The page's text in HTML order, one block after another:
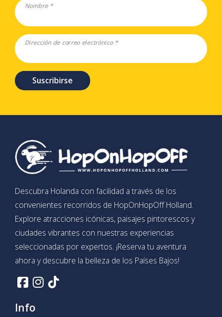
Nombre *
Dirección de correo electrónico *
Suscribirse
Descubra Holanda con facilidad a través de los
convenientes recorridos de HopOnHopOff Holland.
Explore atracciones icónicas, paisajes pintorescos y
ciudades vibrantes con nuestras experiencias
seleccionadas por expertos. ¡Reserva tu aventura
ahora y descubre la belleza de los Países Bajos!
Info